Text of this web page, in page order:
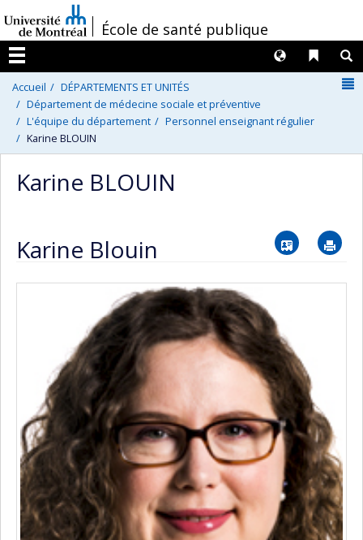
au
contenu
/École de santé publique
Menu
Liens
Langues
Accueil
DÉPARTEMENTS ET UNITÉS
Département de médecine sociale et préventive
L'équipe du département
Personnel enseignant régulier
Karine BLOUIN
Karine BLOUIN
Karine Blouin Vcard